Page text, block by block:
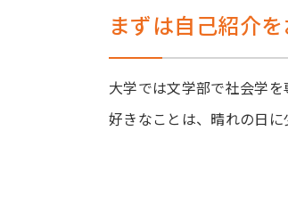
まずは自己紹介を
大学では文学部で社会学を
好きなことは、晴れの日